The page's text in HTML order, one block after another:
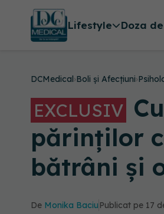
Lifestyle Doza
DCMedical›Boli și Afecțiuni›
EXCLUSIV
părinților
bătrâni și
De Monika Baciu Publicat pe 17